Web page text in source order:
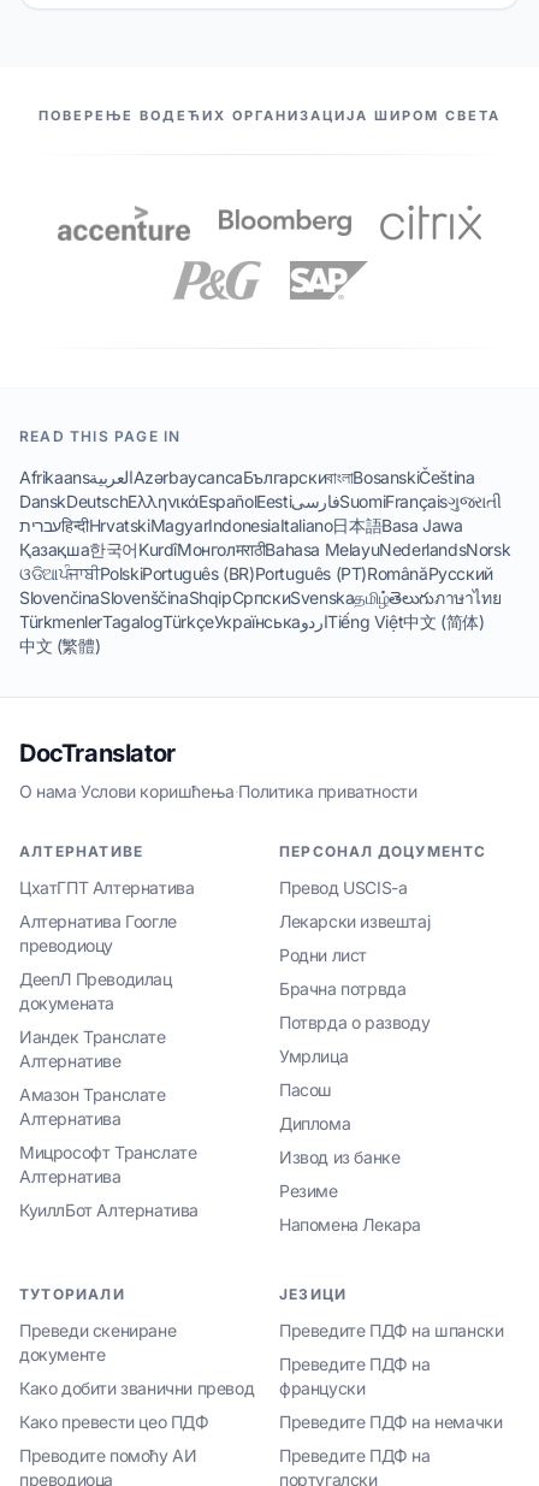
НАШИ ПАРТНЕРИ
ПОВЕРЕЊЕ ВОДЕЋИХ ОРГАНИЗАЦИЈА ШИРОМ СВЕТА
READ THIS PAGE IN
AfrikaansالعربيةAzərbaycancaБългарскиবাংলাBosanskiČeština
DanskDeutschΕλληνικάEspañolEestiفارسیSuomiFrançaisગુજરાતી
עבריתहिन्दीHrvatskiMagyarIndonesiaItaliano日本語Basa Jawa
Қазақша한국어KurdîМонголमराठीBahasa MelayuNederlandsNorsk
ଓଡିଆਪੰਜਾਬੀPolskiPortuguês (BR)Português (PT)RomânăРусский
SlovenčinaSlovenščinaShqipСрпскиSvenskaதமிழ்తెలుగుภาษาไทย
TürkmenlerTagalogTürkçeУкраїнськаاردوTiếng Việt中文 (简体)
中文 (繁體)
DocTranslator
О нама·Услови коришћења·Политика приватности
АЛТЕРНАТИВЕ
ЦхатГПТ Алтернатива
Алтернатива Гоогле
преводиоцу
ДеепЛ Преводилац
докумената
Иандек Транслате
Алтернативе
Амазон Транслате
Алтернатива
Мицрософт Транслате
Алтернатива
КуиллБот Алтернатива
ПЕРСОНАЛ ДОЦУМЕНТС
Превод USCIS-а
Лекарски извештај
Родни лист
Брачна потрвда
Потврда о разводу
Умрлица
Пасош
Диплома
Извод из банке
Резиме
Напомена Лекара
ТУТОРИАЛИ
Преведи скениране
документе
Како добити званични превод
Како превести цео ПДФ
Преводите помоћу АИ
преводиоца
ЈЕЗИЦИ
Преведите ПДФ на шпански
Преведите ПДФ на
француски
Преведите ПДФ на немачки
Преведите ПДФ на
португалски